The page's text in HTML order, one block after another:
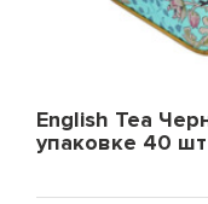
English Tea
упаковке 40 шт